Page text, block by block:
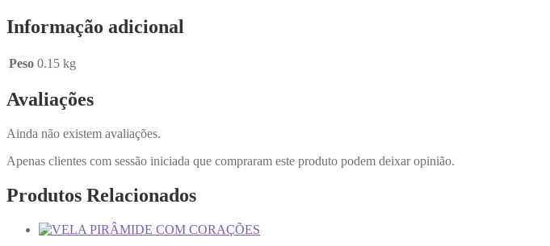
Informação adicional
Peso 0.15 kg
Avaliações
Ainda não existem avaliações.
Apenas clientes com sessão iniciada que compraram este produto podem deixar opinião.
Produtos Relacionados